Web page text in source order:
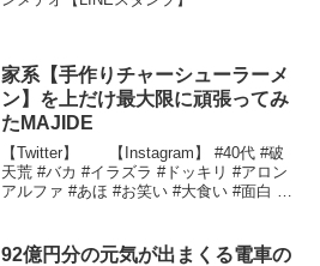
家系【手作りチャーシューラーメ
ン】を上だけ最大限に頑張ってみ
たMAJIDE
【Twitter】 【Instagram】 #40代 #破
天荒 #バカ #イラズラ #ドッキリ #アロン
アルファ #あほ #お笑い #大食い #面白 #
92億円分の元気が出まくる電車の